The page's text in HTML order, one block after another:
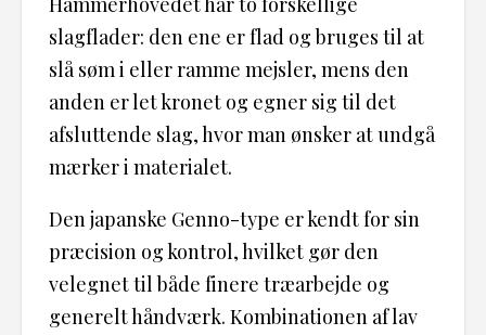
slagflader: den ene er flad og bruges til at
slå søm i eller ramme mejsler, mens den
anden er let kronet og egner sig til det
afsluttende slag, hvor man ønsker at undgå
mærker i materialet.
Den japanske Genno-type er kendt for sin
præcision og kontrol, hvilket gør den
velegnet til både finere træarbejde og
generelt håndværk. Kombinationen af lav